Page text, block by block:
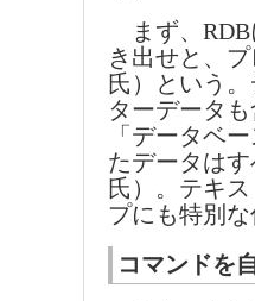
まず、RDB
き出せと、
氏）という
ターデータ
「データベ
たデータは
氏）。テキ
プにも特別な
コマンドを